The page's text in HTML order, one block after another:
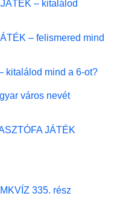
– kitalálod
– felismered mind
kitalálod mind a 6-ot?
város nevét
JÁTÉK
335. rész